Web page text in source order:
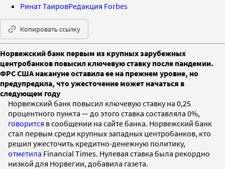
Ринат ТаировРедакция Forbes
Копировать ссылку
Норвежский банк первым из крупных зарубежных
центробанков повысил ключевую ставку после пандемии.
ФРС США накануне оставила ее на прежнем уровне, но
предупредила, что ужесточение может начаться в
следующем году
Норвежский банк повысил ключевую ставку на 0,25
процентного пункта — до этого ставка составляла 0%,
говорится в сообщении на сайте банка. Норвежский банк
стал первым среди крупных западных центробанков, кто
решил ужесточить кредитно-денежную политику,
отметила Financial Times. Нулевая ставка была рекордно
низкой для Норвегии, добавила газета.